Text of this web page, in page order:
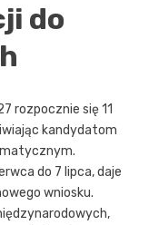
do
rozpocznie się 11
kandydatom
do 7 lipca, daje
wniosku.